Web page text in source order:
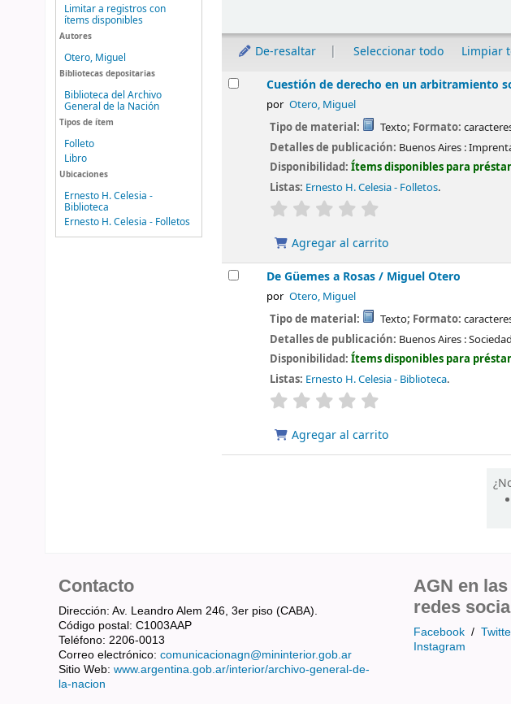
Limitar a registros con
ítems disponibles
Autores
Otero, Miguel
Bibliotecas depositarias
Biblioteca del Archivo
General de la Nación
Tipos de ítem
Folleto
Libro
Ubicaciones
Ernesto H. Celesia -
Biblioteca
Ernesto H. Celesia - Folletos
De-resaltar Seleccionar todo Limpiar
ResultadosCuestión de derecho en un arbitramiento
por Otero, Miguel
Tipo de material: Texto; Formato:
Detalles de publicación: Buenos Aires :
Disponibilidad:Ítems disponibles para
Listas: Ernesto H. Celesia - Folletos.
valoración
Agregar al carrito
De Güemes a Rosas / Miguel Otero
por Otero, Miguel
Tipo de material: Texto; Formato:
Detalles de publicación: Buenos Aires :
Disponibilidad:Ítems disponibles para
Listas: Ernesto H. Celesia - Biblioteca.
valoración
Agregar al carrito
Contacto
Dirección: Av. Leandro Alem 246, 3er piso (CABA).
Código postal: C1003AAP
Teléfono: 2206-0013
Correo electrónico: comunicacionagn@mininterior.gob.ar
Sitio Web: www.argentina.gob.ar/interior/archivo-general-de-
la-nacion
AGN en las
redes
Facebook /
Instagram